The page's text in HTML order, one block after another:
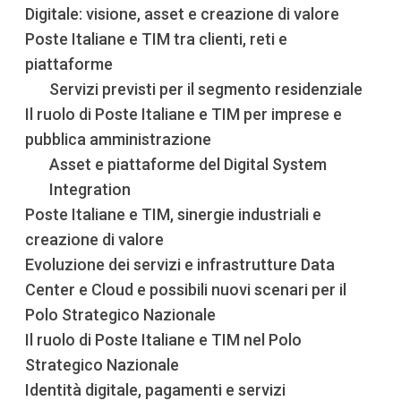
Digitale: visione, asset e creazione di valore
Poste Italiane e TIM tra clienti, reti e
piattaforme
Servizi previsti per il segmento residenziale
Il ruolo di Poste Italiane e TIM per imprese e
pubblica amministrazione
Asset e piattaforme del Digital System
Integration
Poste Italiane e TIM, sinergie industriali e
creazione di valore
Evoluzione dei servizi e infrastrutture Data
Center e Cloud e possibili nuovi scenari per il
Polo Strategico Nazionale
Il ruolo di Poste Italiane e TIM nel Polo
Strategico Nazionale
Identità digitale, pagamenti e servizi